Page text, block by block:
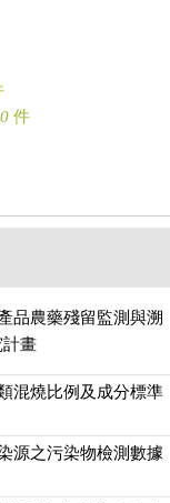
件
品農藥殘留監測與溯
畫
混燒比例及成分標準
源之污染物檢測數據